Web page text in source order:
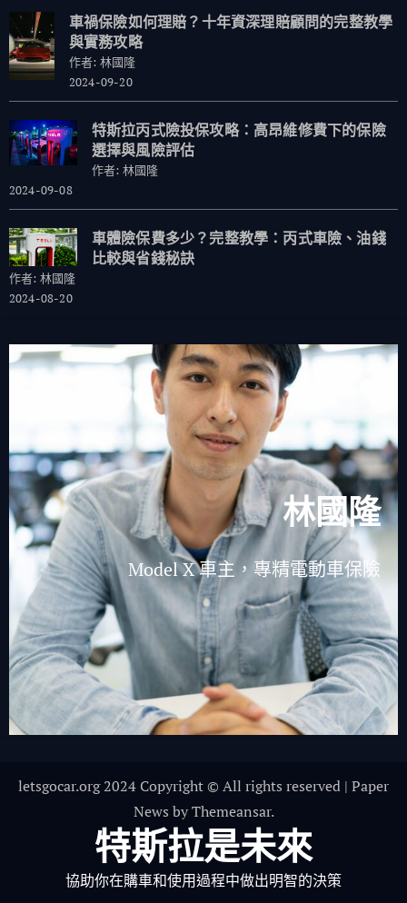
車禍保險如何理賠？十年資深理賠顧問的完整教學
與實務攻略
作者: 林國隆
2024-09-20
特斯拉丙式險投保攻略：高昂維修費下的保險
選擇與風險評估
作者: 林國隆
2024-09-08
車體險保費多少？完整教學：丙式車險、油錢
比較與省錢秘訣
作者: 林國隆
2024-08-20
林國隆
Model X 車主，專精電動車保險
letsgocar.org 2024 Copyright © All rights reserved | Paper
News byThemeansar.
特斯拉是未來
協助你在購車和使用過程中做出明智的決策